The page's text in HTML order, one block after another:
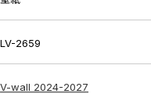
LV-2659
V-wall 2024-2027